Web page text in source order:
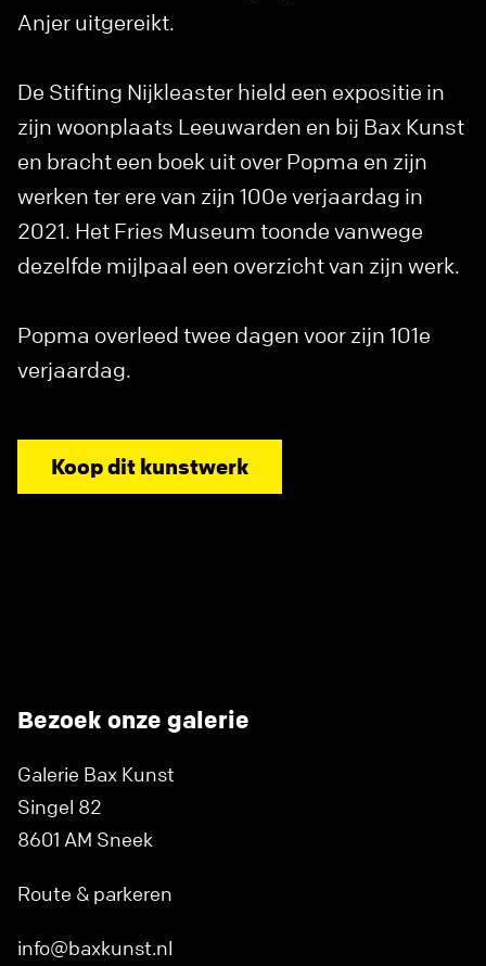
Anjer uitgereikt.
De Stifting Nijkleaster hield een expositie in
zijn woonplaats Leeuwarden en bij Bax Kunst
en bracht een boek uit over Popma en zijn
werken ter ere van zijn 100e verjaardag in
2021. Het Fries Museum toonde vanwege
dezelfde mijlpaal een overzicht van zijn werk.
Popma overleed twee dagen voor zijn 101e
verjaardag.
Koop dit kunstwerk
Bezoek onze galerie
Galerie Bax Kunst
Singel 82
8601 AM Sneek
Route & parkeren
info@baxkunst.nl